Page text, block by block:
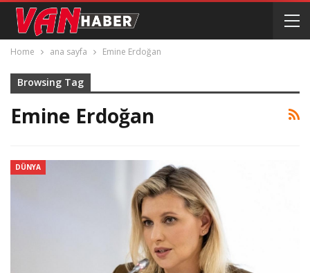
Home ana sayfa Emine Erdoğan
Browsing Tag
Emine Erdoğan
DÜNYA